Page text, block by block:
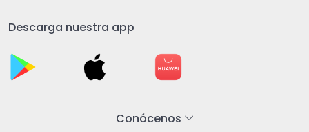
Descarga nuestra app
Conócenos